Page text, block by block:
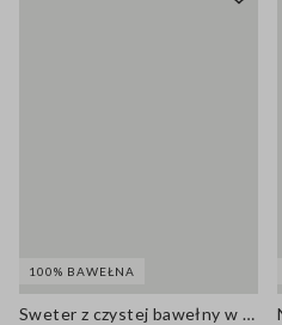
100% BAWEŁNA
Sweter z czystej bawełny w wielokolorowe pasy, regular fit z kołnierzem polo